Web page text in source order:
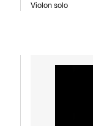
Violon solo